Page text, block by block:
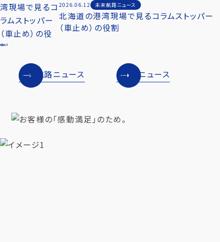
2026.06.12 未来航路ニュース
北海道の港湾現場で見るコラムストッパー
（車止め）の役割
未来航路ニュース SDGsニュース